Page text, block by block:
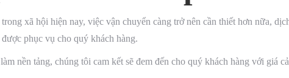
xã hội hiện nay, việc vận chuyển càng trở nên cần thiết hơn nữa,
phục vụ cho quý khách hàng.
nền tảng, chúng tôi cam kết sẽ đem đến cho quý khách hàng với giá